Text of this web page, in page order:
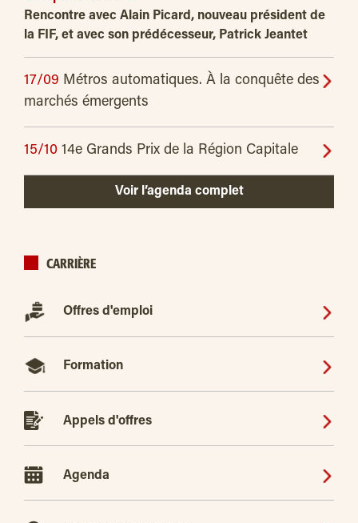
Rencontre avec Alain Picard, nouveau président de
la FIF, et avec son prédécesseur, Patrick Jeantet
17/09 Métros automatiques. À la conquête des
marchés émergents
15/10 14e Grands Prix de la Région Capitale
Voir l’agenda complet
CARRIÈRE
Offres d'emploi
Formation
Appels d'offres
Agenda